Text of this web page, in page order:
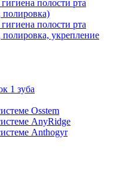
полости рта
полировка)
полости рта
укрепление
1 зуба
Osstem
AnyRidge
Anthogyr